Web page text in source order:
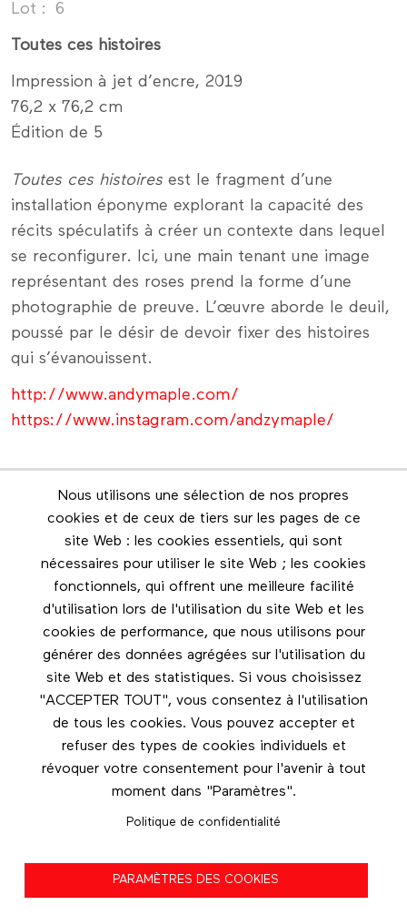
Lot 6
Toutes ces histoires
Impression à jet d’encre, 2019
76,2 x 76,2 cm
Édition de 5
Toutes ces histoires est le fragment d’une
installation éponyme explorant la capacité des
récits spéculatifs à créer un contexte dans lequel
se reconfigurer. Ici, une main tenant une image
représentant des roses prend la forme d’une
photographie de preuve. L’œuvre aborde le deuil,
poussé par le désir de devoir fixer des histoires
qui s’évanouissent.
http://www.andymaple.com/
https://www.instagram.com/andzymaple/
Nous utilisons une sélection de nos propres
cookies et de ceux de tiers sur les pages de ce
site Web : les cookies essentiels, qui sont
nécessaires pour utiliser le site Web ; les cookies
fonctionnels, qui offrent une meilleure facilité
d'utilisation lors de l'utilisation du site Web et les
cookies de performance, que nous utilisons pour
générer des données agrégées sur l'utilisation du
site Web et des statistiques. Si vous choisissez
"ACCEPTER TOUT", vous consentez à l'utilisation
de tous les cookies. Vous pouvez accepter et
refuser des types de cookies individuels et
révoquer votre consentement pour l'avenir à tout
moment dans "Paramètres".
Politique de confidentialité
PARAMÈTRES DES COOKIES
Infolettre
Restez en contact grâce à l'infolettre
Footer menu
Les éditions Esse
Instagram
Facebook
Nous contacter
Politique de confidentialité